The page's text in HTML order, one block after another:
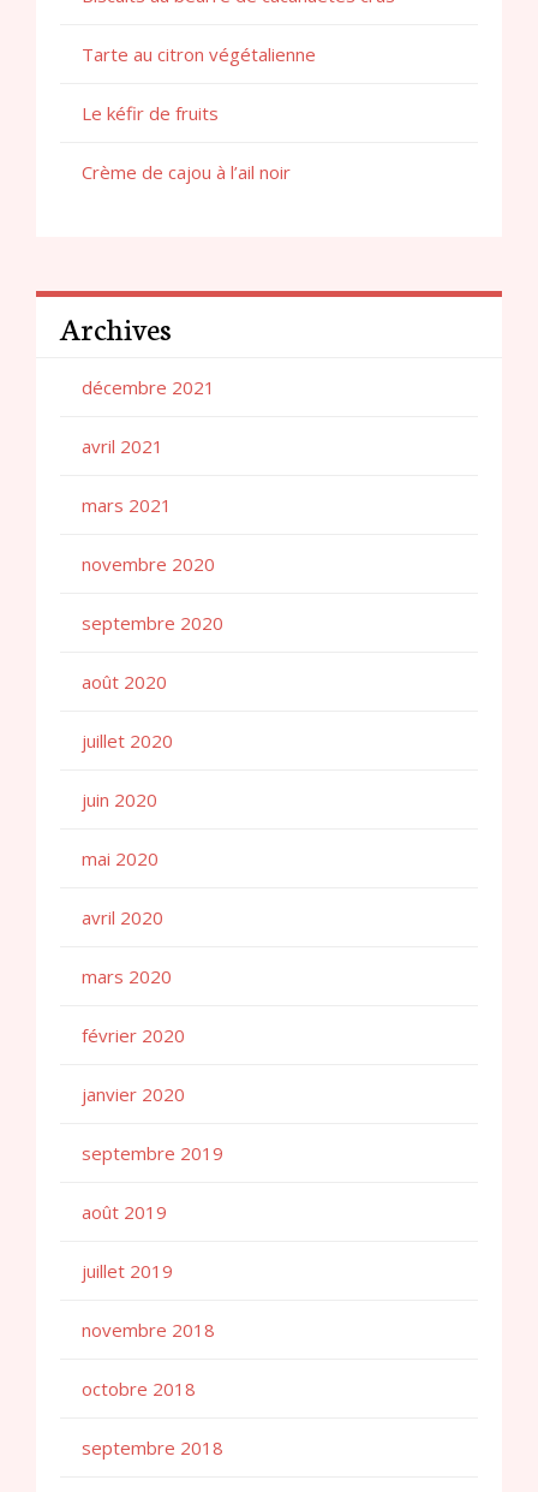
Tarte au citron végétalienne
Le kéfir de fruits
Crème de cajou à l’ail noir
Archives
décembre 2021
avril 2021
mars 2021
novembre 2020
septembre 2020
août 2020
juillet 2020
juin 2020
mai 2020
avril 2020
mars 2020
février 2020
janvier 2020
septembre 2019
août 2019
juillet 2019
novembre 2018
octobre 2018
septembre 2018